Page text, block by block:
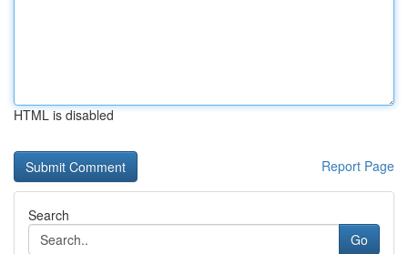
HTML is disabled
Report Page
Search
Go